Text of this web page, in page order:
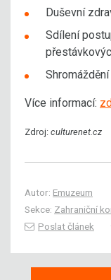
Duševní
Sdílení
Více informací:
Zdroj: culturenet.cz
Autor: Emuzeum
Sekce: Zahraniční
Poslat článek